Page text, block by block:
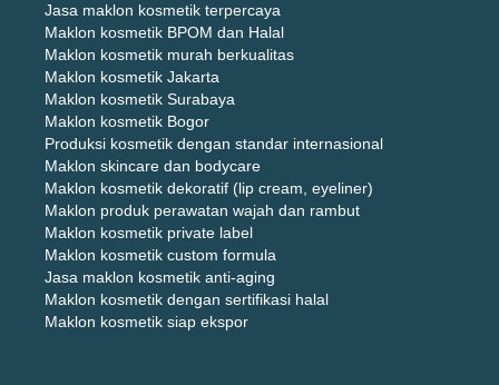
Jasa maklon kosmetik terpercaya
Maklon kosmetik BPOM dan Halal
Maklon kosmetik murah berkualitas
Maklon kosmetik Jakarta
Maklon kosmetik Surabaya
Maklon kosmetik Bogor
Produksi kosmetik dengan standar internasional
Maklon skincare dan bodycare
Maklon kosmetik dekoratif (lip cream, eyeliner)
Maklon produk perawatan wajah dan rambut
Maklon kosmetik private label
Maklon kosmetik custom formula
Jasa maklon kosmetik anti-aging
Maklon kosmetik dengan sertifikasi halal
Maklon kosmetik siap ekspor